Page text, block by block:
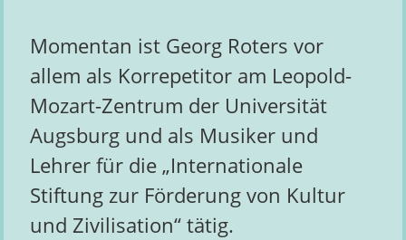
Momentan ist Georg Roters vor
allem als Korrepetitor am Leopold-
Mozart-Zentrum der Universität
Augsburg und als Musiker und
Lehrer für die „Internationale
Stiftung zur Förderung von Kultur
und Zivilisation“ tätig.